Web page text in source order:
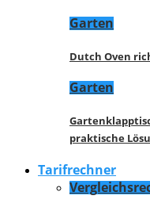
Garten
Dutch Oven
Garten
praktische
Tarifrechner